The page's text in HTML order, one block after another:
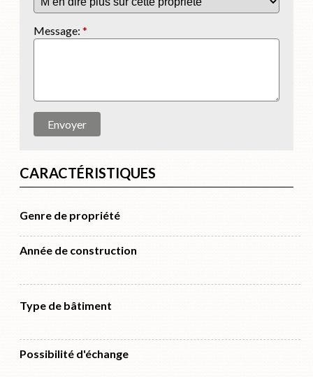
Message: *
Envoyer
CARACTÉRISTIQUES
Genre de propriété
Année de construction
Type de bâtiment
Possibilité d'échange